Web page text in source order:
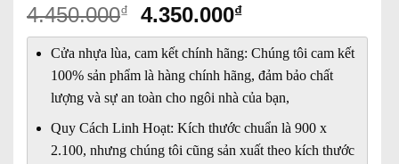
4.450.000₫
Giá
gốc
là:
4.450.000₫.
4.350.000₫Giá
hiện
tại
là:
4.350.000₫.
Cửa nhựa lùa, cam kết chính hãng: Chúng tôi cam kết
100% sản phẩm là hàng chính hãng, đảm bảo chất
lượng và sự an toàn cho ngôi nhà của bạn,
Quy Cách Linh Hoạt: Kích thước chuẩn là 900 x
2.100, nhưng chúng tôi cũng sản xuất theo kích thước